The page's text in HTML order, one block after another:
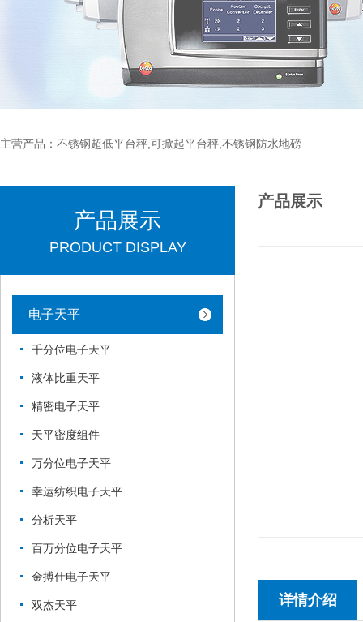
主营产品：不锈钢超低平台秤,可掀起平台秤,不锈钢防水地磅
产品展示
PRODUCT DISPLAY
电子天平
千分位电子天平
液体比重天平
精密电子天平
天平密度组件
万分位电子天平
幸运纺织电子天平
分析天平
百万分位电子天平
金搏仕电子天平
双杰天平
产品展示
详情介绍